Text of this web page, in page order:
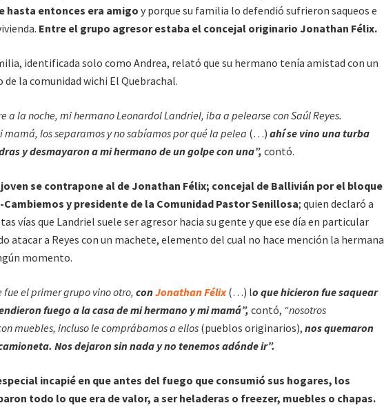
hasta entonces era amigo y porque su familia lo defendió sufrieron saqueos e
Entre el grupo agresor estaba el concejal originario Jonathan Félix.
identificada solo como Andrea, relató que su hermano tenía amistad con un
la comunidad wichi El Quebrachal.
a la noche, mi hermano Leonardol Landriel, iba a pelearse con Saúl Reyes.
mamá, los separamos y no sabíamos por qué la pelea (…) ahí se vino una turba
y desmayaron a mi hermano de un golpe con una”, contó.
se contrapone al de Jonathan Félix; concejal de Ballivián por el bloque
Cambiemos y presidente de la Comunidad Pastor Senillosa; quien declaró a
vías que Landriel suele ser agresor hacia su gente y que ese día en particular
atacar a Reyes con un machete, elemento del cual no hace mención la hermana
momento.
fue el primer grupo vino otro, conJonathan Félix(…) lo que hicieron fue saquear
fuego a la casa de mi hermano y mi mamá”, contó, “nosotros
muebles, incluso le comprábamos a ellos (pueblos originarios), nos quemaron
Nos dejaron sin nada y no tenemos adónde ir”.
incapié en que antes del fuego que consumió sus hogares, los
todo lo que era de valor, a ser heladeras o freezer, muebles o chapas.